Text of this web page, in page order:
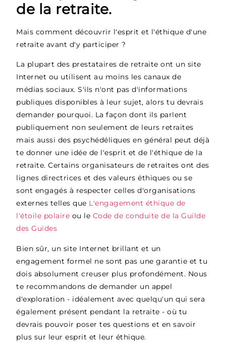
de la retraite.
Mais comment découvrir l'esprit et l'éthique d'une
retraite avant d'y participer ?
La plupart des prestataires de retraite ont un site
Internet ou utilisent au moins les canaux de
médias sociaux. S'ils n'ont pas d'informations
publiques disponibles à leur sujet, alors tu devrais
demander pourquoi. La façon dont ils parlent
publiquement non seulement de leurs retraites
mais aussi des psychédéliques en général peut déjà
te donner une idée de l'esprit et de l'éthique de la
retraite. Certains organisateurs de retraites ont des
lignes directrices et des valeurs éthiques ou se
sont engagés à respecter celles d'organisations
externes telles que L'engagement éthique de
l'étoile polaire ou le Code de conduite de la Guilde
des Guides
Bien sûr, un site Internet brillant et un
engagement formel ne sont pas une garantie et tu
dois absolument creuser plus profondément. Nous
te recommandons de demander un appel
d'exploration - idéalement avec quelqu'un qui sera
également présent pendant la retraite - où tu
devrais pouvoir poser tes questions et en savoir
plus sur leur esprit et leur éthique.